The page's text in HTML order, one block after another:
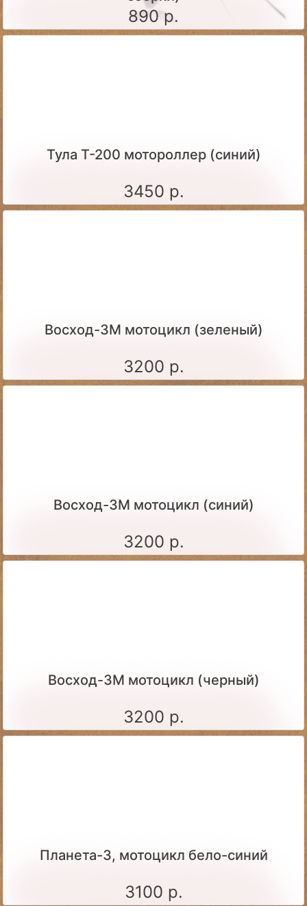
890 р.
Тула Т-200 мотороллер (синий)
3450 р.
Восход-3М мотоцикл (зеленый)
3200 р.
Восход-3М мотоцикл (синий)
3200 р.
Восход-3М мотоцикл (черный)
3200 р.
Планета-3, мотоцикл бело-синий
3100 р.